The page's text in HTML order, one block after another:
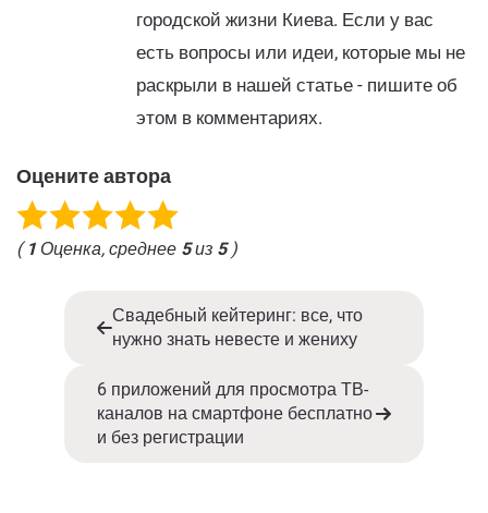
городской жизни Киева. Если у вас
есть вопросы или идеи, которые мы не
раскрыли в нашей статье - пишите об
этом в комментариях.
Оцените автора
( 1 Оценка, среднее 5из 5)
Свадебный кейтеринг: все, что
нужно знать невесте и жениху
6 приложений для просмотра ТВ-
каналов на смартфоне бесплатно
и без регистрации